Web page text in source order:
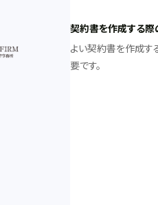
契約書を作成する
よい契約書を作成す
要です。